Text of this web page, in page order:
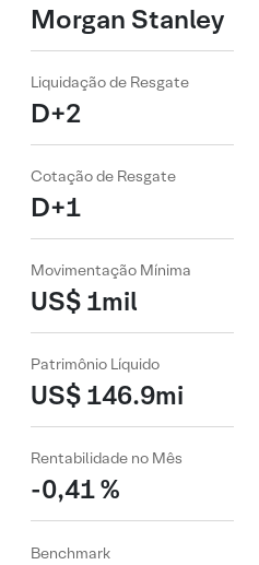
Morgan Stanley
Liquidação de Resgate
D+2
Cotação de Resgate
D+1
Movimentação Mínima
US$ 1mil
Patrimônio Líquido
US$ 146.9mi
Rentabilidade no Mês
-0,41 %
Benchmark